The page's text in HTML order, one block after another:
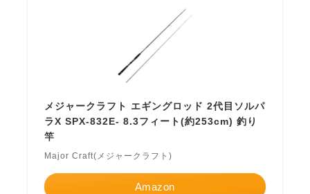
メジャークラフト エギングロッド 2代目ソルパ
ラX SPX-832E- 8.3フィート(約253cm) 釣り
竿
Major Craft(メジャークラフト)
Amazon